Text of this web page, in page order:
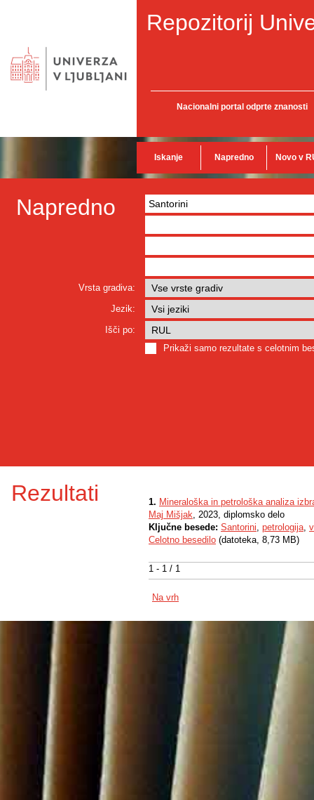
Repozitorij
Nacionalni portal odprte znanosti
Iskanje Napredno Novo v
Napredno
Vrsta gradiva:
Jezik:
Išči po:
Prikaži samo rezultate s celotnim
Rezultati
1 - 1 / 1
1. Mineraloška in petrološka analiza
Maj Mišjak, 2023, diplomsko delo
Ključne besede: Santorini, petrologija,
Celotno besedilo (datoteka, 8,73 MB)
Na vrh